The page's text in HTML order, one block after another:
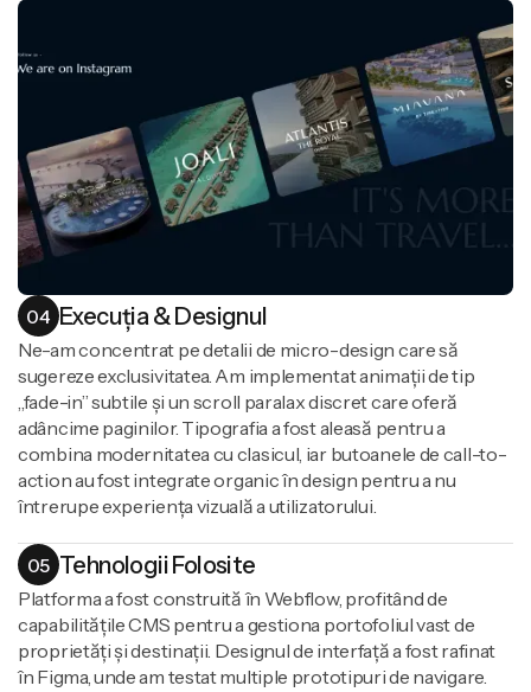
04 Execuția & Designul
Ne-am concentrat pe detalii de micro-design care să
sugereze exclusivitatea. Am implementat animații de tip
„fade-in” subtile și un scroll paralax discret care oferă
adâncime paginilor. Tipografia a fost aleasă pentru a
combina modernitatea cu clasicul, iar butoanele de call-to-
action au fost integrate organic în design pentru a nu
întrerupe experiența vizuală a utilizatorului.
05 Tehnologii Folosite
Platforma a fost construită în Webflow, profitând de
capabilitățile CMS pentru a gestiona portofoliul vast de
proprietăți și destinații. Designul de interfață a fost rafinat
în Figma, unde am testat multiple prototipuri de navigare.